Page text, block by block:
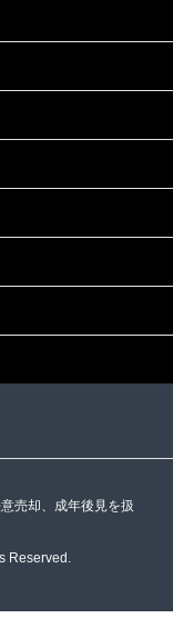
売却、成年後見を扱
Reserved.